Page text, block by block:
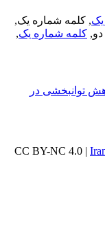
, کلمه شماره یک,
کلمه شماره یک,
توانبخشی در